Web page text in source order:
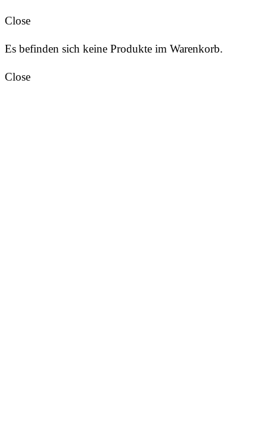
Close
Es befinden sich keine Produkte im Warenkorb.
Close